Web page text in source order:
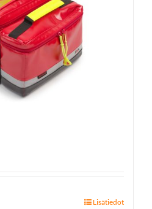
Lisätiedot